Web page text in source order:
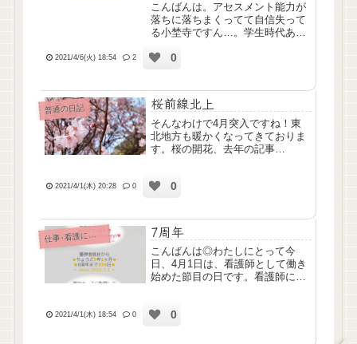
こんばんは。アセスメント能力が
落ちに落ちまくってて自信失って
る小埜寺ですん…。学生時代あん
いてたのに何一つ身になってな
2021/4/6(火) 18:54 2 0
普通の日記 桜前線北上
そんなわけで4月突入ですね！東
北地方も暖かくなってきておりま
す。桜の開花、去年の記事
～」って写真も載っけてたんです
2021/4/1(木) 20:28 0 0
仕
事･看護について 7周年
こんばんは◎わたしにとって今
日、4月1日は、看護師として働き
始めた節目の日です。看護師にな
ますっ
2021/4/1(木) 18:54 0 0